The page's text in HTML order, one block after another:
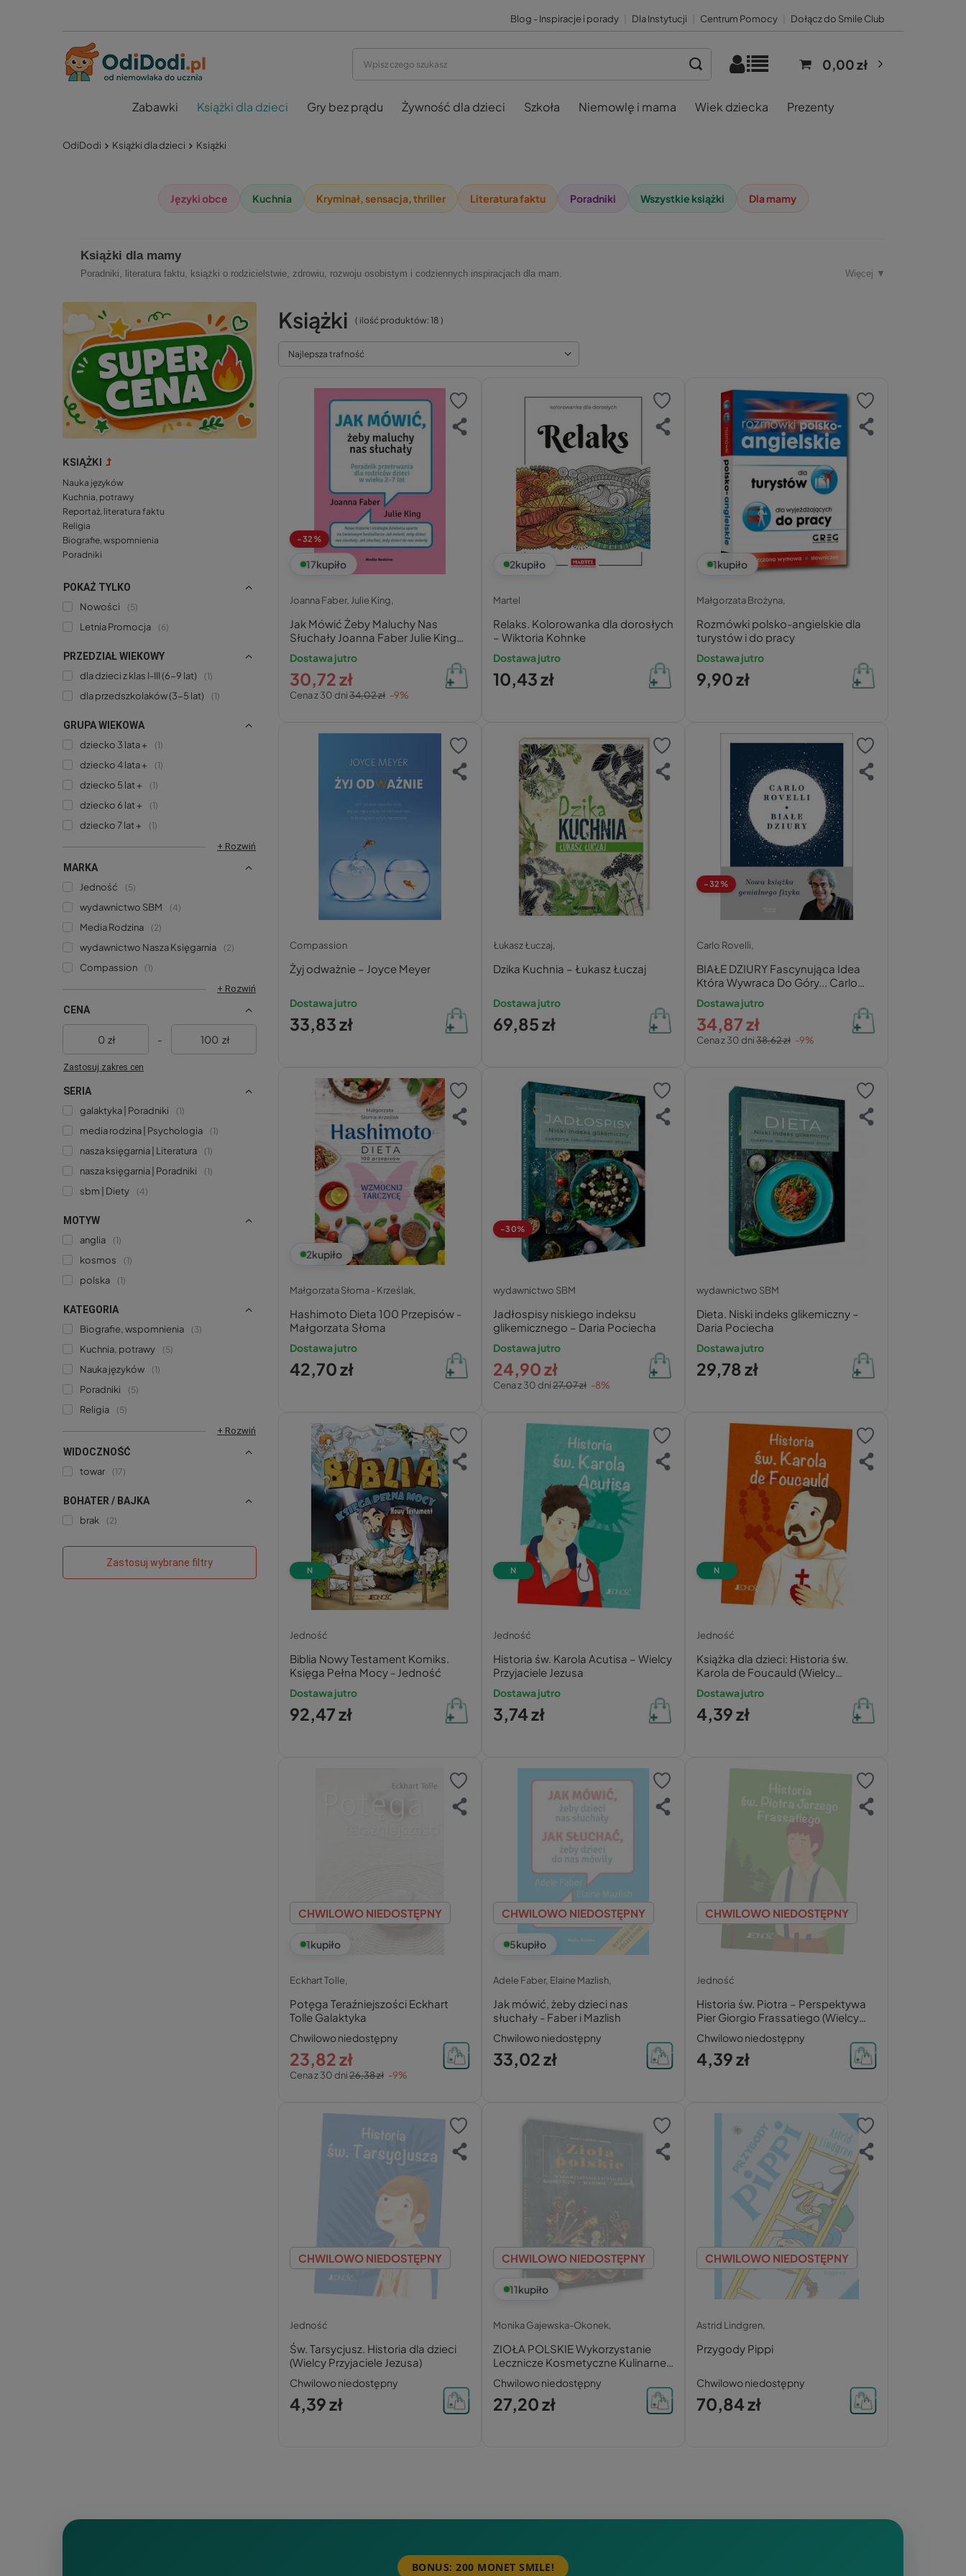
Blog - Inspiracje i porady Dla Instytucji Centrum Pomocy Dołącz do Smile Club
0,00 zł
Zabawki Książki dla dzieci Gry bez prądu Żywność dla dzieci Szkoła Niemowlę i mama Wiek dziecka Prezenty
OdiDodi Książki dla dzieci Książki
Języki obce Kuchnia Kryminał, sensacja, thriller Literatura faktu Poradniki Wszystkie książki Dla mamy
Książki dla mamy
Poradniki, literatura faktu, książki o rodzicielstwie, zdrowiu, rozwoju osobistym i codziennych inspiracjach dla mam. Więcej ▼
KSIĄŻKI
Nauka języków
Kuchnia, potrawy
Reportaż, literatura faktu
Religia
Biografie, wspomnienia
Poradniki
POKAŻ TYLKO
Nowości
5
Letnia Promocja 6
PRZEDZIAŁ WIEKOWY
dla dzieci z klas I-III (6-9 lat)
1
dla przedszkolaków (3-5 lat) 1
GRUPA WIEKOWA
dziecko 3 lata +
1
dziecko 4 lata + 1
dziecko 5 lat + 1
dziecko 6 lat + 1
dziecko 7 lat +
1
+ Rozwiń
MARKA
Jedność
5
wydawnictwo SBM 4
Media Rodzina 2
wydawnictwo Nasza Księgarnia 2
Compassion
1
+ Rozwiń
CENA
zł - zł
Zastosuj zakres cen
SERIA
galaktyka | Poradniki
1
media rodzina | Psychologia 1
nasza księgarnia | Literatura 1
nasza księgarnia | Poradniki 1
sbm | Diety 4
MOTYW
anglia
1
kosmos 1
polska 1
KATEGORIA
Biografie, wspomnienia
3
Kuchnia, potrawy 5
Nauka języków 1
Poradniki 5
Religia
5
+ Rozwiń
WIDOCZNOŚĆ
towar
17
BOHATER / BAJKA
brak
2
Zastosuj wybrane filtry
Książki ( ilość produktów: 18 )
Najlepsza trafność
-32%
17kupiło
Joanna Faber, Julie King,
Jak Mówić Żeby Maluchy Nas
Słuchały Joanna Faber Julie King
Media Rodzina
Dostawa jutro
Cena z 30 dni34,02 zł -9%
30,72 zł
2kupiło
Martel
Relaks. Kolorowanka dla dorosłych
– Wiktoria Kohnke
Dostawa jutro
10,43 zł
1kupiło
Małgorzata Brożyna,
Rozmówki polsko-angielskie dla
turystów i do pracy
Dostawa jutro
9,90 zł
Compassion
Żyj odważnie – Joyce Meyer
Dostawa jutro
33,83 zł
Łukasz Łuczaj,
Dzika Kuchnia – Łukasz Łuczaj
Dostawa jutro
69,85 zł
-32%
Carlo Rovelli,
BIAŁE DZIURY Fascynująca Idea
Która Wywraca Do Góry... Carlo
Rovelli Feeria
Dostawa jutro
Cena z 30 dni38,62 zł -9%
34,87 zł
2kupiło
Małgorzata Słoma - Krześlak,
Hashimoto Dieta 100 Przepisów -
Małgorzata Słoma
Dostawa jutro
42,70 zł
-30%
wydawnictwo SBM
Jadłospisy niskiego indeksu
glikemicznego – Daria Pociecha
Dostawa jutro
Cena z 30 dni27,07 zł -8%
24,90 zł
wydawnictwo SBM
Dieta. Niski indeks glikemiczny –
Daria Pociecha
Dostawa jutro
29,78 zł
N
Jedność
Biblia Nowy Testament Komiks.
Księga Pełna Mocy - Jedność
Dostawa jutro
92,47 zł
N
Jedność
Historia św. Karola Acutisa – Wielcy
Przyjaciele Jezusa
Dostawa jutro
3,74 zł
N
Jedność
Książka dla dzieci: Historia św.
Karola de Foucauld (Wielcy
Przyjaciele Jezusa)
Dostawa jutro
4,39 zł
CHWILOWO NIEDOSTĘPNY
1kupiło
Eckhart Tolle,
Potęga Teraźniejszości Eckhart
Tolle Galaktyka
Chwilowo niedostępny
Cena z 30 dni26,38 zł -9%
23,82 zł
CHWILOWO NIEDOSTĘPNY
5kupiło
Adele Faber, Elaine Mazlish,
Jak mówić, żeby dzieci nas
słuchały - Faber i Mazlish
Chwilowo niedostępny
33,02 zł
CHWILOWO NIEDOSTĘPNY
Jedność
Historia św. Piotra – Perspektywa
Pier Giorgio Frassatiego (Wielcy
Przyjaciele Jezusa)
Chwilowo niedostępny
4,39 zł
CHWILOWO NIEDOSTĘPNY
Jedność
Św. Tarsycjusz. Historia dla dzieci
(Wielcy Przyjaciele Jezusa)
Chwilowo niedostępny
4,39 zł
CHWILOWO NIEDOSTĘPNY
11kupiło
Monika Gajewska-Okonek,
ZIOŁA POLSKIE Wykorzystanie
Lecznicze Kosmetyczne Kulinarne
Domowe SBM
Chwilowo niedostępny
27,20 zł
CHWILOWO NIEDOSTĘPNY
Astrid Lindgren,
Przygody Pippi
Chwilowo niedostępny
70,84 zł
BONUS: 200 MONET SMILE!